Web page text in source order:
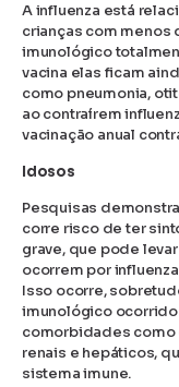
A influenza está
crianças com menos
imunológico
vacina elas ficam
como pneumonia,
ao contraírem
vacinação anual
Idosos
Pesquisas
corre risco de ter
grave, que pode
ocorrem por
Isso ocorre,
imunológico
comorbidades como
renais e hepáticos,
sistema imune.